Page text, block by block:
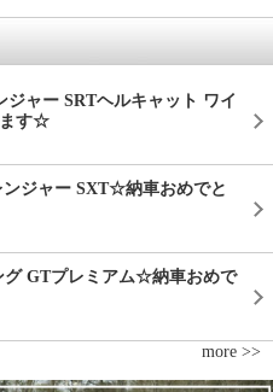
ャー SRTヘルキャット ワイ
ます☆
ジャー SXT☆納車おめでと
GTプレミアム☆納車おめで
more >>